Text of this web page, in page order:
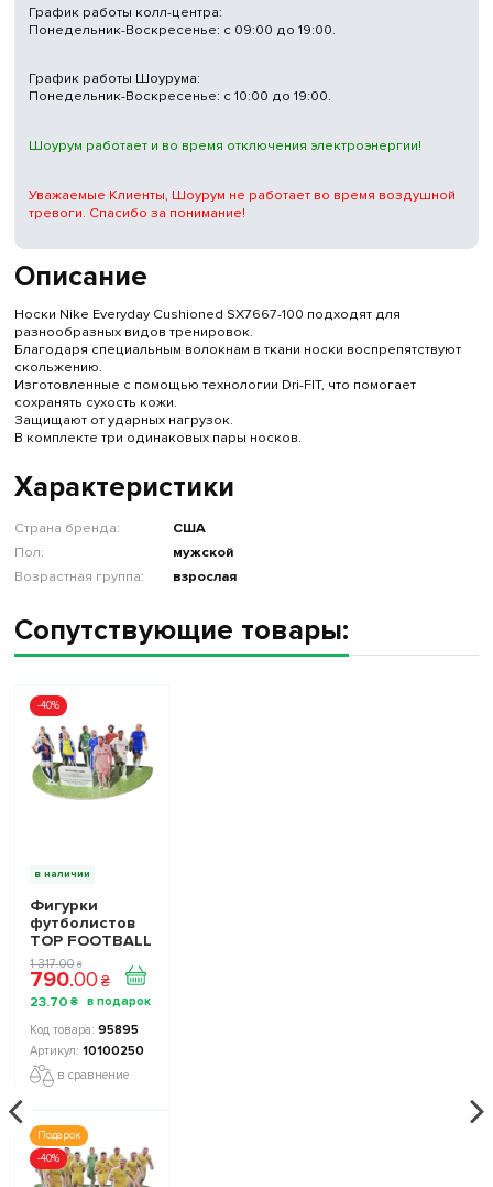
Описание
Носки Nike Everyday Cushioned SX7667-100 подходят для
разнообразных видов тренировок.
Благодаря специальным волокнам в ткани носки воспрепятствуют
скольжению.
Изготовленные с помощью технологии Dri-FIT, что помогает
сохранять сухость кожи.
Защищают от ударных нагрузок.
В комплекте три одинаковых пары носков.
Характеристики
Страна бренда:
США
Пол:
мужской
Возрастная группа:
взрослая
График работы колл-центра:
Понедельник-Воскресенье: с 09:00 до 19:00.
График работы Шоурума:
Понедельник-Воскресенье: с 10:00 до 19:00.
Шоурум работает и во время отключения электроэнергии!
Уважаемые Клиенты, Шоурум не работает во время воздушной
тревоги. Спасибо за понимание!
Сопутствующие товары:
-40%
в наличии
Фигурки
футболистов
TOP FOOTBALL
STARS - Набор
The Football
Stars
Collection 1
10100250
1 317.00 ₴
790.00 ₴
23.70 ₴
95895
10100250
в сравнение
Подарок
-40%